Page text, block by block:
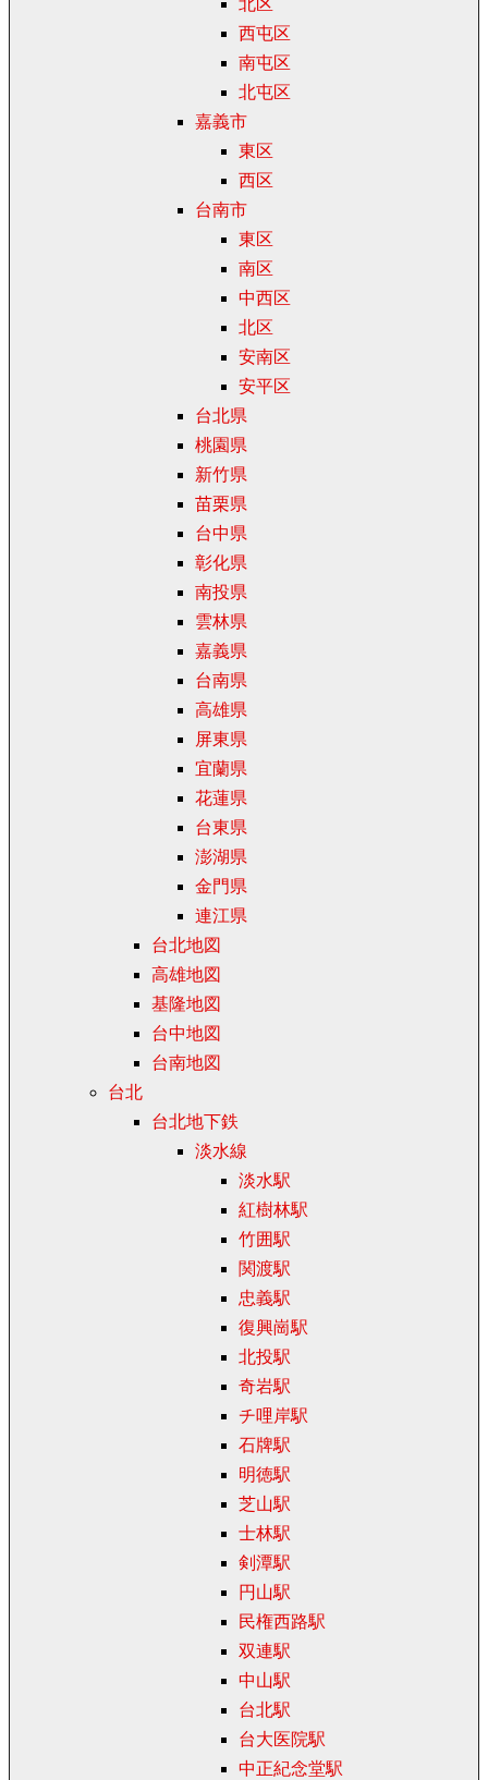
北区
西屯区
南屯区
北屯区
嘉義市
東区
西区
台南市
東区
南区
中西区
北区
安南区
安平区
台北県
桃園県
新竹県
苗栗県
台中県
彰化県
南投県
雲林県
嘉義県
台南県
高雄県
屏東県
宜蘭県
花蓮県
台東県
澎湖県
金門県
連江県
台北地図
高雄地図
基隆地図
台中地図
台南地図
台北
台北地下鉄
淡水線
淡水駅
紅樹林駅
竹囲駅
関渡駅
忠義駅
復興崗駅
北投駅
奇岩駅
チ哩岸駅
石牌駅
明徳駅
芝山駅
士林駅
剣潭駅
円山駅
民権西路駅
双連駅
中山駅
台北駅
台大医院駅
中正紀念堂駅